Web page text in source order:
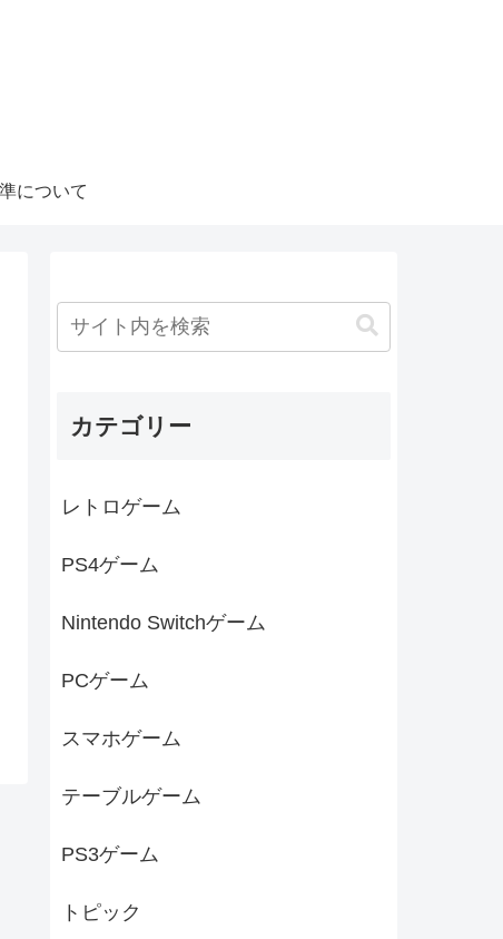
について
カテゴリー
レトロゲーム
PS4ゲーム
Nintendo Switchゲーム
PCゲーム
スマホゲーム
テーブルゲーム
PS3ゲーム
トピック